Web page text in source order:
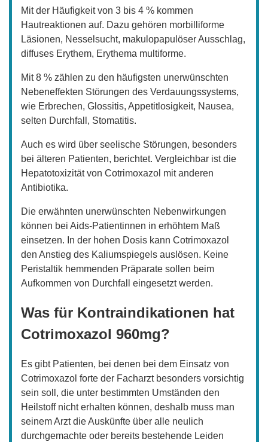
Mit der Häufigkeit von 3 bis 4 % kommen
Hautreaktionen auf. Dazu gehören morbilliforme
Läsionen, Nesselsucht, makulopapulöser Ausschlag,
diffuses Erythem, Erythema multiforme.
Mit 8 % zählen zu den häufigsten unerwünschten
Nebeneffekten Störungen des Verdauungssystems,
wie Erbrechen, Glossitis, Appetitlosigkeit, Nausea,
selten Durchfall, Stomatitis.
Auch es wird über seelische Störungen, besonders
bei älteren Patienten, berichtet. Vergleichbar ist die
Hepatotoxizität von Cotrimoxazol mit anderen
Antibiotika.
Die erwähnten unerwünschten Nebenwirkungen
können bei Aids-Patientinnen in erhöhtem Maß
einsetzen. In der hohen Dosis kann Cotrimoxazol
den Anstieg des Kaliumspiegels auslösen. Keine
Peristaltik hemmenden Präparate sollen beim
Aufkommen von Durchfall eingesetzt werden.
Was für Kontraindikationen hat
Cotrimoxazol 960mg?
Es gibt Patienten, bei denen bei dem Einsatz von
Cotrimoxazol forte der Facharzt besonders vorsichtig
sein soll, die unter bestimmten Umständen den
Heilstoff nicht erhalten können, deshalb muss man
seinem Arzt die Auskünfte über alle neulich
durchgemachte oder bereits bestehende Leiden